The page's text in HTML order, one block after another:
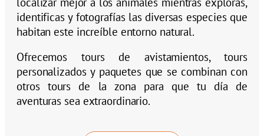
identificas y fotografías las diversas especies que
habitan este increíble entorno natural.
Ofrecemos tours de avistamientos, tours
personalizados y paquetes que se combinan con
otros tours de la zona para que tu día de
aventuras sea extraordinario.